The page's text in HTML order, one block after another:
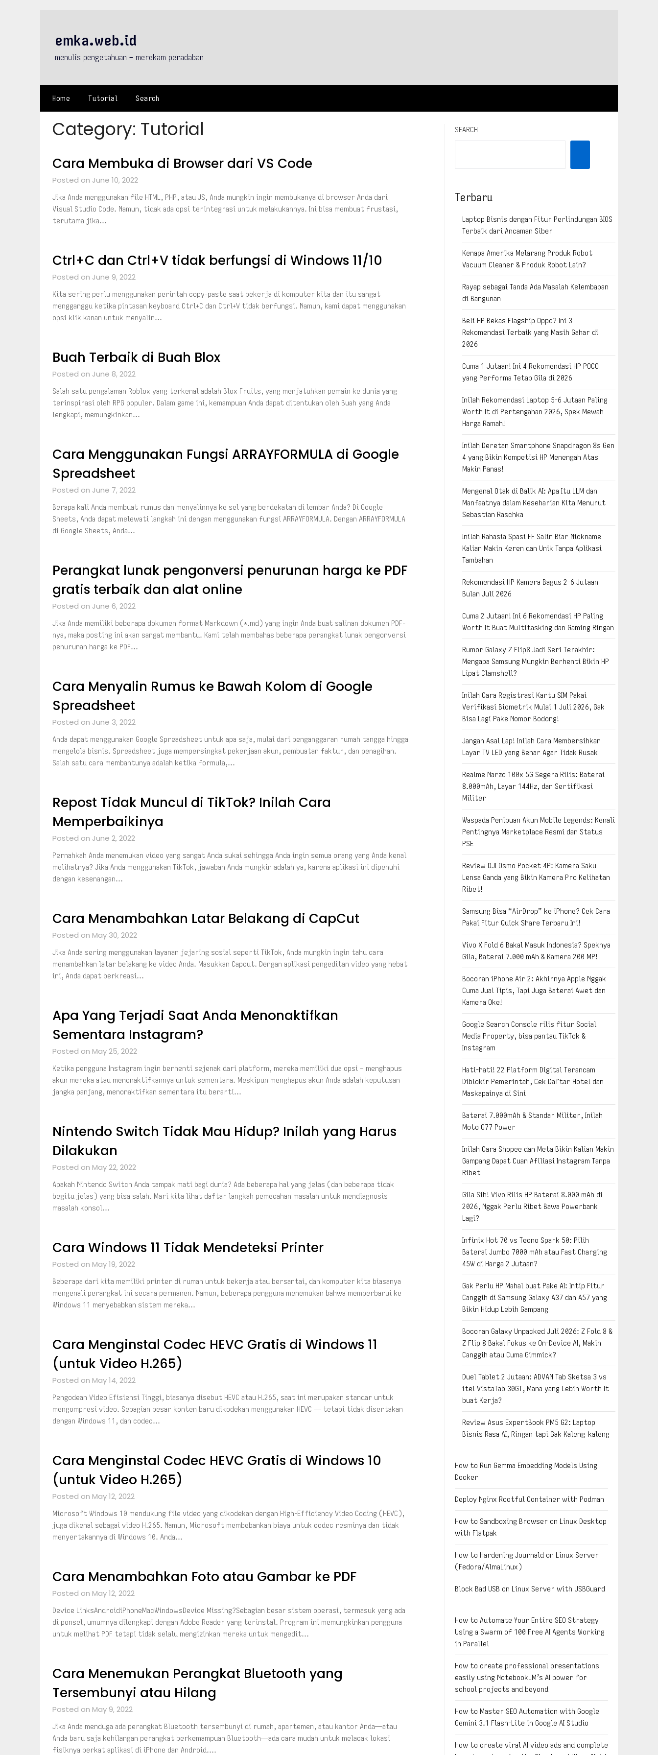
emka.web.id
menulis pengetahuan – merekam peradaban
Home Tutorial Search
Category: Tutorial
Cara Membuka di Browser dari VS Code
Posted on June 10, 2022
Jika Anda menggunakan file HTML, PHP, atau JS, Anda mungkin ingin membukanya di browser Anda dari
Visual Studio Code. Namun, tidak ada opsi terintegrasi untuk melakukannya. Ini bisa membuat frustasi,
terutama jika…
Ctrl+C dan Ctrl+V tidak berfungsi di Windows 11/10
Posted on June 9, 2022
Kita sering perlu menggunakan perintah copy-paste saat bekerja di komputer kita dan itu sangat
mengganggu ketika pintasan keyboard Ctrl+C dan Ctrl+V tidak berfungsi. Namun, kami dapat menggunakan
opsi klik kanan untuk menyalin…
Buah Terbaik di Buah Blox
Posted on June 8, 2022
Salah satu pengalaman Roblox yang terkenal adalah Blox Fruits, yang menjatuhkan pemain ke dunia yang
terinspirasi oleh RPG populer. Dalam game ini, kemampuan Anda dapat ditentukan oleh Buah yang Anda
lengkapi, memungkinkan…
Cara Menggunakan Fungsi ARRAYFORMULA di Google
Spreadsheet
Posted on June 7, 2022
Berapa kali Anda membuat rumus dan menyalinnya ke sel yang berdekatan di lembar Anda? Di Google
Sheets, Anda dapat melewati langkah ini dengan menggunakan fungsi ARRAYFORMULA. Dengan ARRAYFORMULA
di Google Sheets, Anda…
Perangkat lunak pengonversi penurunan harga ke PDF
gratis terbaik dan alat online
Posted on June 6, 2022
Jika Anda memiliki beberapa dokumen format Markdown (*.md) yang ingin Anda buat salinan dokumen PDF-
nya, maka posting ini akan sangat membantu. Kami telah membahas beberapa perangkat lunak pengonversi
penurunan harga ke PDF…
Cara Menyalin Rumus ke Bawah Kolom di Google
Spreadsheet
Posted on June 3, 2022
Anda dapat menggunakan Google Spreadsheet untuk apa saja, mulai dari penganggaran rumah tangga hingga
mengelola bisnis. Spreadsheet juga mempersingkat pekerjaan akun, pembuatan faktur, dan penagihan.
Salah satu cara membantunya adalah ketika formula,…
Repost Tidak Muncul di TikTok? Inilah Cara
Memperbaikinya
Posted on June 2, 2022
Pernahkah Anda menemukan video yang sangat Anda sukai sehingga Anda ingin semua orang yang Anda kenal
melihatnya? Jika Anda menggunakan TikTok, jawaban Anda mungkin adalah ya, karena aplikasi ini dipenuhi
dengan kesenangan…
Cara Menambahkan Latar Belakang di CapCut
Posted on May 30, 2022
Jika Anda sering menggunakan layanan jejaring sosial seperti TikTok, Anda mungkin ingin tahu cara
menambahkan latar belakang ke video Anda. Masukkan Capcut. Dengan aplikasi pengeditan video yang hebat
ini, Anda dapat berkreasi…
Apa Yang Terjadi Saat Anda Menonaktifkan
Sementara Instagram?
Posted on May 25, 2022
Ketika pengguna Instagram ingin berhenti sejenak dari platform, mereka memiliki dua opsi – menghapus
akun mereka atau menonaktifkannya untuk sementara. Meskipun menghapus akun Anda adalah keputusan
jangka panjang, menonaktifkan sementara itu berarti…
Nintendo Switch Tidak Mau Hidup? Inilah yang Harus
Dilakukan
Posted on May 22, 2022
Apakah Nintendo Switch Anda tampak mati bagi dunia? Ada beberapa hal yang jelas (dan beberapa tidak
begitu jelas) yang bisa salah. Mari kita lihat daftar langkah pemecahan masalah untuk mendiagnosis
masalah konsol…
Cara Windows 11 Tidak Mendeteksi Printer
Posted on May 19, 2022
Beberapa dari kita memiliki printer di rumah untuk bekerja atau bersantai, dan komputer kita biasanya
mengenali perangkat ini secara permanen. Namun, beberapa pengguna menemukan bahwa memperbarui ke
Windows 11 menyebabkan sistem mereka…
Cara Menginstal Codec HEVC Gratis di Windows 11
(untuk Video H.265)
Posted on May 14, 2022
Pengodean Video Efisiensi Tinggi, biasanya disebut HEVC atau H.265, saat ini merupakan standar untuk
mengompresi video. Sebagian besar konten baru dikodekan menggunakan HEVC — tetapi tidak disertakan
dengan Windows 11, dan codec…
Cara Menginstal Codec HEVC Gratis di Windows 10
(untuk Video H.265)
Posted on May 12, 2022
Microsoft Windows 10 mendukung file video yang dikodekan dengan High-Efficiency Video Coding (HEVC),
juga dikenal sebagai video H.265. Namun, Microsoft membebankan biaya untuk codec resminya dan tidak
menyertakannya di Windows 10. Anda…
Cara Menambahkan Foto atau Gambar ke PDF
Posted on May 12, 2022
Device LinksAndroidiPhoneMacWindowsDevice Missing?Sebagian besar sistem operasi, termasuk yang ada
di ponsel, umumnya dilengkapi dengan Adobe Reader yang terinstal. Program ini memungkinkan pengguna
untuk melihat PDF tetapi tidak selalu mengizinkan mereka untuk mengedit…
Cara Menemukan Perangkat Bluetooth yang
Tersembunyi atau Hilang
Posted on May 9, 2022
Jika Anda menduga ada perangkat Bluetooth tersembunyi di rumah, apartemen, atau kantor Anda—atau
Anda baru saja kehilangan perangkat berkemampuan Bluetooth—ada cara mudah untuk melacak lokasi
fisiknya berkat aplikasi di iPhone dan Android….
SEARCH
Terbaru
Laptop Bisnis dengan Fitur Perlindungan BIOS
Terbaik dari Ancaman Siber
Kenapa Amerika Melarang Produk Robot
Vacuum Cleaner & Produk Robot Lain?
Rayap sebagai Tanda Ada Masalah Kelembapan
di Bangunan
Beli HP Bekas Flagship Oppo? Ini 3
Rekomendasi Terbaik yang Masih Gahar di
2026
Cuma 1 Jutaan! Ini 4 Rekomendasi HP POCO
yang Performa Tetap Gila di 2026
Inilah Rekomendasi Laptop 5-6 Jutaan Paling
Worth It di Pertengahan 2026, Spek Mewah
Harga Ramah!
Inilah Deretan Smartphone Snapdragon 8s Gen
4 yang Bikin Kompetisi HP Menengah Atas
Makin Panas!
Mengenal Otak di Balik AI: Apa Itu LLM dan
Manfaatnya dalam Keseharian Kita Menurut
Sebastian Raschka
Inilah Rahasia Spasi FF Salin Biar Nickname
Kalian Makin Keren dan Unik Tanpa Aplikasi
Tambahan
Rekomendasi HP Kamera Bagus 2-6 Jutaan
Bulan Juli 2026
Cuma 2 Jutaan! Ini 6 Rekomendasi HP Paling
Worth It Buat Multitasking dan Gaming Ringan
Rumor Galaxy Z Flip8 Jadi Seri Terakhir:
Mengapa Samsung Mungkin Berhenti Bikin HP
Lipat Clamshell?
Inilah Cara Registrasi Kartu SIM Pakai
Verifikasi Biometrik Mulai 1 Juli 2026, Gak
Bisa Lagi Pake Nomor Bodong!
Jangan Asal Lap! Inilah Cara Membersihkan
Layar TV LED yang Benar Agar Tidak Rusak
Realme Narzo 100x 5G Segera Rilis: Baterai
8.000mAh, Layar 144Hz, dan Sertifikasi
Militer
Waspada Penipuan Akun Mobile Legends: Kenali
Pentingnya Marketplace Resmi dan Status
PSE
Review DJI Osmo Pocket 4P: Kamera Saku
Lensa Ganda yang Bikin Kamera Pro Kelihatan
Ribet!
Samsung Bisa “AirDrop” ke iPhone? Cek Cara
Pakai Fitur Quick Share Terbaru Ini!
Vivo X Fold 6 Bakal Masuk Indonesia? Speknya
Gila, Baterai 7.000 mAh & Kamera 200 MP!
Bocoran iPhone Air 2: Akhirnya Apple Nggak
Cuma Jual Tipis, Tapi Juga Baterai Awet dan
Kamera Oke!
Google Search Console rilis fitur Social
Media Property, bisa pantau TikTok &
Instagram
Hati-hati! 22 Platform Digital Terancam
Diblokir Pemerintah, Cek Daftar Hotel dan
Maskapainya di Sini
Baterai 7.000mAh & Standar Militer, Inilah
Moto G77 Power
Inilah Cara Shopee dan Meta Bikin Kalian Makin
Gampang Dapat Cuan Afiliasi Instagram Tanpa
Ribet
Gila Sih! Vivo Rilis HP Baterai 8.000 mAh di
2026, Nggak Perlu Ribet Bawa Powerbank
Lagi?
Infinix Hot 70 vs Tecno Spark 50: Pilih
Baterai Jumbo 7000 mAh atau Fast Charging
45W di Harga 2 Jutaan?
Gak Perlu HP Mahal buat Pake AI: Intip Fitur
Canggih di Samsung Galaxy A37 dan A57 yang
Bikin Hidup Lebih Gampang
Bocoran Galaxy Unpacked Juli 2026: Z Fold 8 &
Z Flip 8 Bakal Fokus ke On-Device AI, Makin
Canggih atau Cuma Gimmick?
Duel Tablet 2 Jutaan: ADVAN Tab Sketsa 3 vs
itel VistaTab 30GT, Mana yang Lebih Worth It
buat Kerja?
Review Asus ExpertBook PM5 G2: Laptop
Bisnis Rasa AI, Ringan tapi Gak Kaleng-kaleng
How to Run Gemma Embedding Models Using
Docker
Deploy Nginx Rootful Container with Podman
How to Sandboxing Browser on Linux Desktop
with Flatpak
How to Hardening Journald on Linux Server
(Fedora/AlmaLinux)
Block Bad USB on Linux Server with USBGuard
How to Automate Your Entire SEO Strategy
Using a Swarm of 100 Free AI Agents Working
in Parallel
How to create professional presentations
easily using NotebookLM’s AI power for
school projects and beyond
How to Master SEO Automation with Google
Gemini 3.1 Flash-Lite in Google AI Studio
How to create viral AI video ads and complete